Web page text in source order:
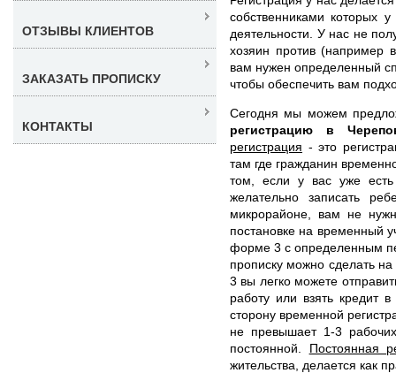
собственниками которых
деятельности. У нас не
хозяин против (например
вам нужен определенный
чтобы обеспечить вам
Сегодня мы можем
регистрацию в
регистрация - это
там где гражданин
том, если у вас уже
желательно записать
микрорайоне, вам не
постановке на временный
форме 3 с определенным
прописку можно сделать
3 вы легко можете
работу или взять
сторону временной
не превышает 1-3
постоянной. Постоянная
жительства, делается как
ОТЗЫВЫ КЛИЕНТОВ
ЗАКАЗАТЬ ПРОПИСКУ
КОНТАКТЫ